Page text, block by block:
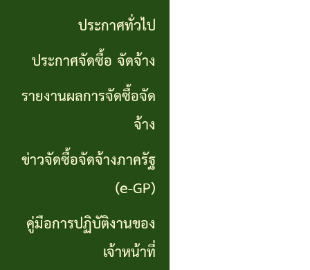
การ
บริหาร
จัดการ
เสี่ยง
ท่อง
เที่ยว
สอบ
ภายใน
ประกาศทั่วไป
ประกาศจัดซื้อ จัดจ้าง
รายงานผลการจัดซื้อจัด
จ้าง
ข่าวจัดซื้อจัดจ้างภาครัฐ
(e-GP)
คู่มือการปฏิบัติงานของ
เจ้าหน้าที่